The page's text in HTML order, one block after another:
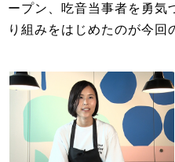
ープン、吃音当事者を勇気
り組みをはじめたのが今回